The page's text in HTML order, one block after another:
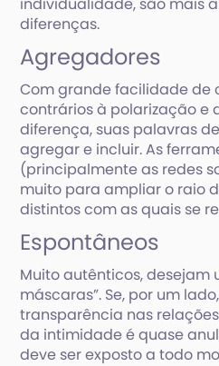
diferenças.
Agregadores
Com grande facilidade de
contrários à polarização e
diferença, suas palavras
agregar e incluir. As
(principalmente as redes
muito para ampliar o raio
distintos com as quais se
Espontâneos
Muito autênticos, desejam
máscaras”. Se, por um
transparência nas
da intimidade é quase
deve ser exposto a todo